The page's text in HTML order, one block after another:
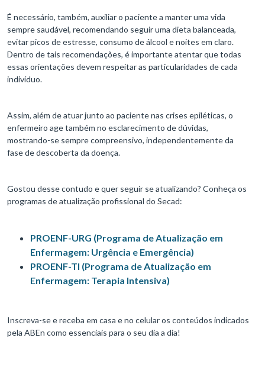
É necessário, também, auxiliar o paciente a manter uma vida
sempre saudável, recomendando seguir uma dieta balanceada,
evitar picos de estresse, consumo de álcool e noites em claro.
Dentro de tais recomendações, é importante atentar que todas
essas orientações devem respeitar as particularidades de cada
indivíduo.
Assim, além de atuar junto ao paciente nas crises epiléticas, o
enfermeiro age também no esclarecimento de dúvidas,
mostrando-se sempre compreensivo, independentemente da
fase de descoberta da doença.
Gostou desse contudo e quer seguir se atualizando? Conheça os
programas de atualização profissional do Secad:
PROENF-URG (Programa de Atualização em
Enfermagem: Urgência e Emergência)
PROENF-TI (Programa de Atualização em
Enfermagem: Terapia Intensiva)
Inscreva-se e receba em casa e no celular os conteúdos indicados
pela ABEn como essenciais para o seu dia a dia!